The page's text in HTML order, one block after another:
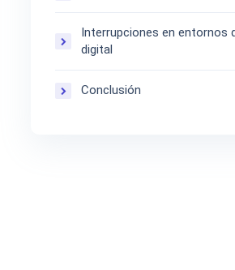
Interrupciones en entornos
digital
Conclusión